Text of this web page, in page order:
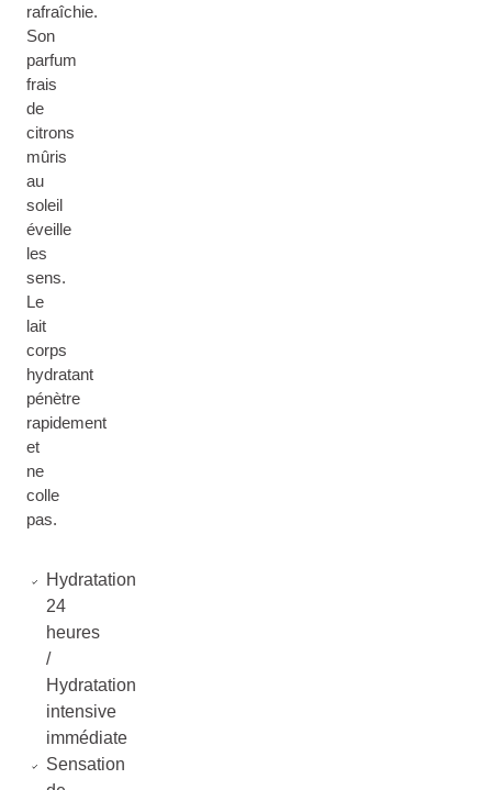
rafraîchie.
Son
parfum
frais
de
citrons
mûris
au
soleil
éveille
les
sens.
Le
lait
corps
hydratant
pénètre
rapidement
et
ne
colle
pas.
Hydratation
24
heures
/
Hydratation
intensive
immédiate
Sensation